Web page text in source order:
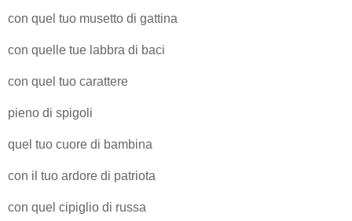
con quel tuo musetto di gattina
con quelle tue labbra di baci
con quel tuo carattere
pieno di spigoli
quel tuo cuore di bambina
con il tuo ardore di patriota
con quel cipiglio di russa